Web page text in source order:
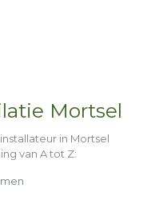
Mortsel
in Mortsel
van A tot Z: